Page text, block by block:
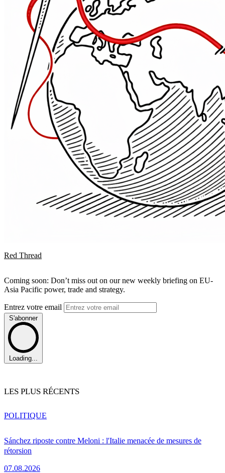
Red Thread
Coming soon: Don’t miss out on our new weekly briefing on EU-
Asia Pacific power, trade and strategy.
Entrez votre email
S'abonner
Loading...
LES PLUS RÉCENTS
Sánchez riposte contre Meloni : l'Italie menacée de mesures de
rétorsion
07.08.2026
POLITIQUE